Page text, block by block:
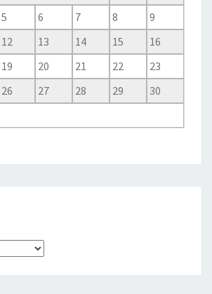
5 6 7 8
9
12 13 14 15
16
19 20 21 22
23
26 27 28 29
30